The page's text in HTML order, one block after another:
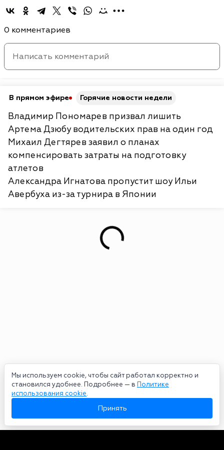
Мы используем cookie, чтобы сайт работал корректно и
становился удобнее. Подробнее — в Политике
использования cookie.
Принять
0 комментариев
В прямом эфире Горячие новости недели
Владимир Пономарев призвал лишить
Артема Дзюбу водительских прав на один год
Михаил Дегтярев заявил о планах
компенсировать затраты на подготовку
атлетов
Александра Игнатова пропустит шоу Ильи
Авербуха из-за турнира в Японии